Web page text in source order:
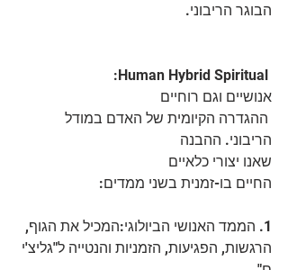
הבוגר הריבוני.
:Human Hybrid Spiritual
אנושיים וגם רוחיים
ההגדרה הקיומית של האדם במודל
הריבוני. ההבנה
שאנו יצורי כלאיים
החיים בו-זמנית בשני ממדים:
1. הממד האנושי הביולוגי:המכיל את הגוף,
הרגשות, הפגיעות, הזמניות והנטייה ל"גליצ'י